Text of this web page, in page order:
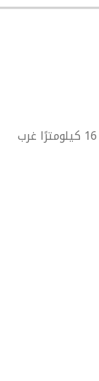
يقع المطار في مدينة أوب وعلى بعد حوالي 16 كيلومترًا غرب